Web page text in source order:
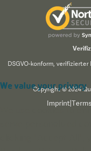
DSGVO-konform,
Copyright © 2024
Imprint|
We value your privacy
We use cookies to